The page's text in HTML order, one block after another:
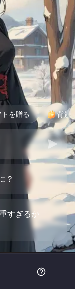
トを贈る 背景
？
すぎるか